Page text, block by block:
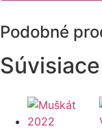
Podobné